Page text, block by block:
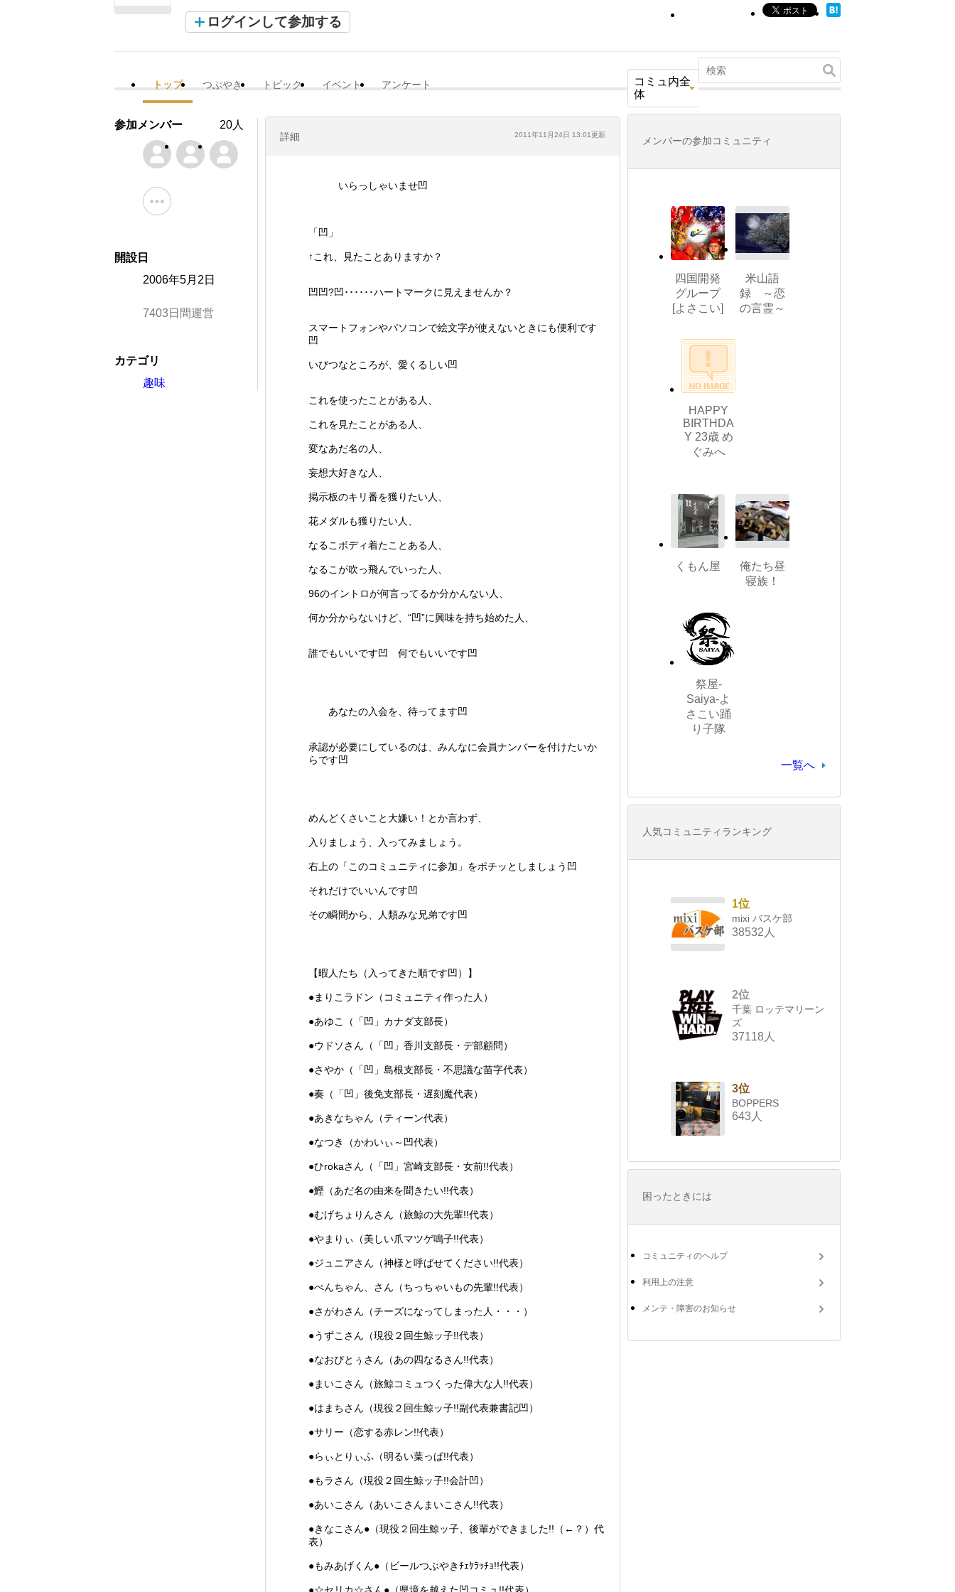
ログインして参加する
トップ つぶやき トピック イベント アンケート
コミュ内全
体
詳細 2011年11月24日 13:01更新
いらっしゃいませ凹
「凹」
↑これ、見たことありますか？
凹凹?凹･･････ハートマークに見えませんか？
スマートフォンやパソコンで絵文字が使えないときにも便利です
凹
いびつなところが、愛くるしい凹
これを使ったことがある人、
これを見たことがある人、
変なあだ名の人、
妄想大好きな人、
掲示板のキリ番を獲りたい人、
花メダルも獲りたい人、
なるこボディ着たことある人、
なるこが吹っ飛んでいった人、
96のイントロが何言ってるか分かんない人、
何か分からないけど、“凹”に興味を持ち始めた人、
誰でもいいです凹 何でもいいです凹
あなたの入会を、待ってます凹
承認が必要にしているのは、みんなに会員ナンバーを付けたいか
らです凹
めんどくさいこと大嫌い！とか言わず、
入りましょう、入ってみましょう。
右上の「このコミュニティに参加」をポチッとしましょう凹
それだけでいいんです凹
その瞬間から、人類みな兄弟です凹
【暇人たち（入ってきた順です凹）】
●まりこラドン（コミュニティ作った人）
●あゆこ（「凹」カナダ支部長）
●ウドソさん（「凹」香川支部長・デ部顧問）
●さやか（「凹」島根支部長・不思議な苗字代表）
●奏（「凹」後免支部長・遅刻魔代表）
●あきなちゃん（ティーン代表）
●なつき（かわいぃ～凹代表）
●ひrokaさん（「凹」宮崎支部長・女前!!代表）
●鰹（あだ名の由来を聞きたい!!代表）
●むげちょりんさん（旅鯨の大先輩!!代表）
●やまりぃ（美しい爪マツゲ鳴子!!代表）
●ジュニアさん（神様と呼ばせてください!!代表）
●ぺんちゃん、さん（ちっちゃいもの先輩!!代表）
●さがわさん（チーズになってしまった人・・・）
●うずこさん（現役２回生鯨ッ子!!代表）
●なおぴとぅさん（あの四なるさん!!代表）
●まいこさん（旅鯨コミュつくった偉大な人!!代表）
●はまちさん（現役２回生鯨ッ子!!副代表兼書記凹）
●サリー（恋する赤レン!!代表）
●らぃとりぃふ（明るい葉っぱ!!代表）
●もラさん（現役２回生鯨ッ子!!会計凹）
●あいこさん（あいこさんまいこさん!!代表）
●きなこさん●（現役２回生鯨ッ子、後輩ができました!!（←？）代
表）
●もみあげくん●（ビールつぶやきﾁｪｹﾗｯﾁｮ!!代表）
参加メンバー 20人
開設日
2006年5月2日
7403日間運営
カテゴリ
趣味
メンバーの参加コミュニティ
四国開発
グループ
[よさこい]
米山語
録 ～恋
の言霊～
HAPPY
BIRTHDA
Y 23歳 め
ぐみへ
くもん屋
俺たち昼
寝族！
祭屋-
Saiya-よ
さこい踊
り子隊
一覧へ
人気コミュニティランキング
1位
mixi バスケ部
38532人
2位
千葉 ロッテマリーン
ズ
37118人
3位
BOPPERS
643人
困ったときには
コミュニティのヘルプ
利用上の注意
メンテ・障害のお知らせ